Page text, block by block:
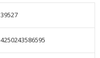
39527
4250243586595